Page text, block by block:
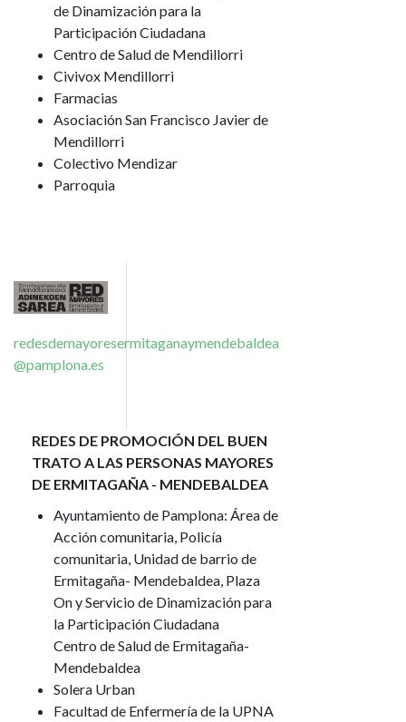
de Dinamización para la
Participación Ciudadana
Centro de Salud de Mendillorri
Civivox Mendillorri
Farmacias
Asociación San Francisco Javier de
Mendillorri
Colectivo Mendizar
Parroquia
Imagen
redesdemayoresermitaganaymendebaldea
@pamplona.es
REDES DE PROMOCIÓN DEL BUEN
TRATO A LAS PERSONAS MAYORES
DE ERMITAGAÑA - MENDEBALDEA
Ayuntamiento de Pamplona: Área de
Acción comunitaria, Policía
comunitaria, Unidad de barrio de
Ermitagaña- Mendebaldea, Plaza
On y Servicio de Dinamización para
la Participación Ciudadana
Centro de Salud de Ermitagaña-
Mendebaldea
Solera Urban
Facultad de Enfermería de la UPNA